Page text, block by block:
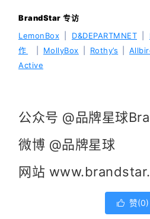
BrandStar 专访
LemonBox
D&DEPARTMNET
作
MollyBox Rothy’s
Active
公众号 @品牌星球
微博 @品牌星球
网站
 赞(0)